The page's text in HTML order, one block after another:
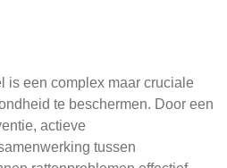
is een complex maar cruciale
te beschermen. Door een
actieve
tussen